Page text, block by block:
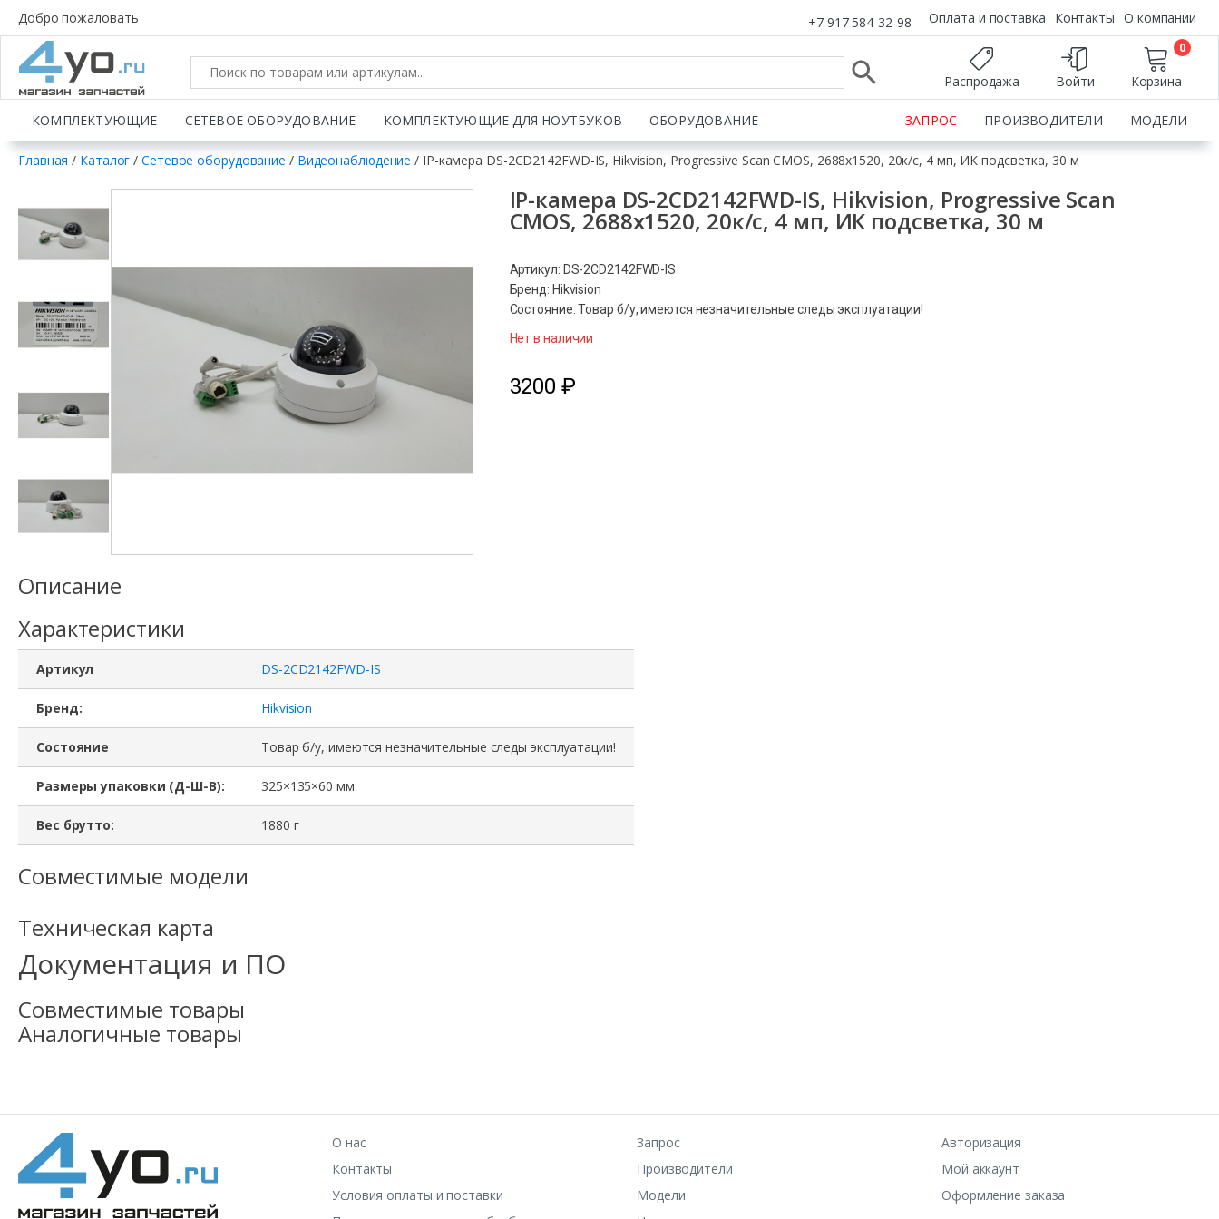
Добро пожаловать +7 917 584-32-98 Оплата и поставка Контакты О компании
Распродажа Войти Корзина
0
КОМПЛЕКТУЮЩИЕ СЕТЕВОЕ ОБОРУДОВАНИЕ КОМПЛЕКТУЮЩИЕ ДЛЯ НОУТБУКОВ ОБОРУДОВАНИЕ ЗАПРОС ПРОИЗВОДИТЕЛИ МОДЕЛИ
Главная / Каталог /Сетевое оборудование / Видеонаблюдение / IP-камера DS-2CD2142FWD-IS, Hikvision, Progressive Scan CMOS, 2688х1520, 20к/с, 4 мп, ИК подсветка, 30 м
IP-камера DS-2CD2142FWD-IS, Hikvision, Progressive Scan
CMOS, 2688х1520, 20к/с, 4 мп, ИК подсветка, 30 м
Артикул: DS-2CD2142FWD-IS
Бренд: Hikvision
Состояние: Товар б/у, имеются незначительные следы эксплуатации!
Нет в наличии
3200₽
Описание
Характеристики
Артикул DS-2CD2142FWD-IS
Бренд: Hikvision
Состояние Товар б/у, имеются незначительные следы эксплуатации!
Размеры упаковки (Д-Ш-В): 325×135×60 мм
Вес брутто: 1880 г
Совместимые модели
Техническая карта
Документация и ПО
Совместимые товары
Аналогичные товары
О нас
Контакты
Условия оплаты и поставки
Запрос
Производители
Модели
Авторизация
Мой аккаунт
Оформление заказа